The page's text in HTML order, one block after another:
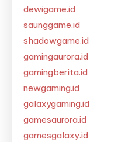
dewigame.id
saunggame.id
shadowgame.id
gamingaurora.id
gamingberita.id
newgaming.id
galaxygaming.id
gamesaurora.id
gamesgalaxy.id